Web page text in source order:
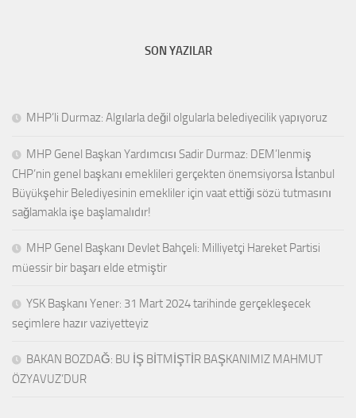
SON YAZILAR
MHP’li Durmaz: Algılarla değil olgularla belediyecilik yapıyoruz
MHP Genel Başkan Yardımcısı Sadir Durmaz: DEM’lenmiş
CHP’nin genel başkanı emeklileri gerçekten önemsiyorsa İstanbul
Büyükşehir Belediyesinin emekliler için vaat ettiği sözü tutmasını
sağlamakla işe başlamalıdır!
MHP Genel Başkanı Devlet Bahçeli: Milliyetçi Hareket Partisi
müessir bir başarı elde etmiştir
YSK Başkanı Yener: 31 Mart 2024 tarihinde gerçekleşecek
seçimlere hazır vaziyetteyiz
BAKAN BOZDAĞ: BU İŞ BİTMİŞTİR BAŞKANIMIZ MAHMUT
ÖZYAVUZ’DUR